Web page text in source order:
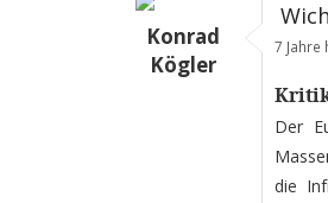
Konrad
Kögler
7 Jahre
Der
die